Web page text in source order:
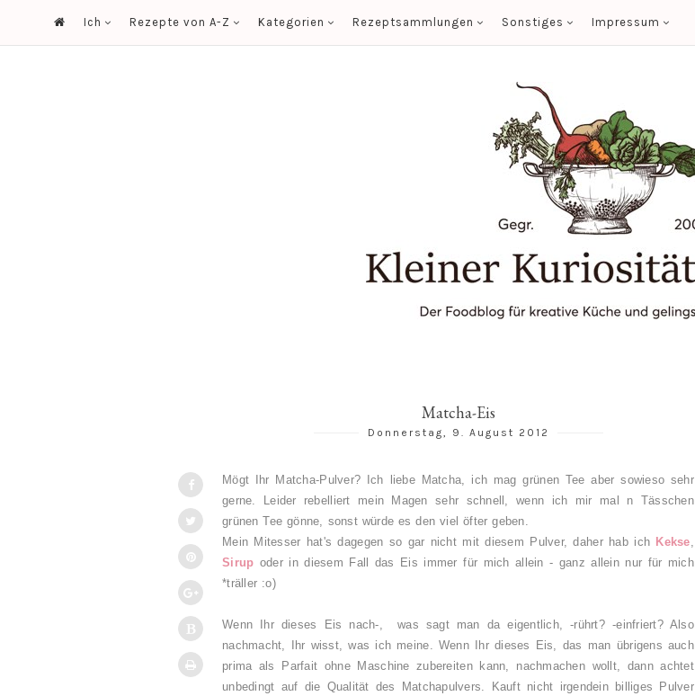
Ich Rezepte von A-Z Kategorien Rezeptsammlungen Sonstiges Impressum
Matcha-Eis
Donnerstag, 9. August 2012
Mögt Ihr Matcha-Pulver? Ich liebe Matcha, ich mag grünen Tee aber sowieso sehr
gerne. Leider rebelliert mein Magen sehr schnell, wenn ich mir mal n Tässchen
grünen Tee gönne, sonst würde es den viel öfter geben.
Mein Mitesser hat's dagegen so gar nicht mit diesem Pulver, daher hab ich Kekse,
Sirup oder in diesem Fall das Eis immer für mich allein - ganz allein nur für mich
*träller :o)
Wenn Ihr dieses Eis nach-, was sagt man da eigentlich, -rührt? -einfriert? Also
nachmacht, Ihr wisst, was ich meine. Wenn Ihr dieses Eis, das man übrigens auch
prima als Parfait ohne Maschine zubereiten kann, nachmachen wollt, dann achtet
unbedingt auf die Qualität des Matchapulvers. Kauft nicht irgendein billiges Pulver